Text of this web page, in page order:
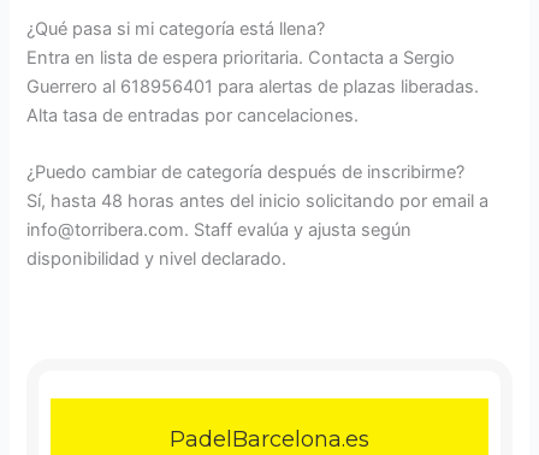
¿Qué pasa si mi categoría está llena?
Entra en lista de espera prioritaria. Contacta a Sergio
Guerrero al 618956401 para alertas de plazas liberadas.
Alta tasa de entradas por cancelaciones.
¿Puedo cambiar de categoría después de inscribirme?
Sí, hasta 48 horas antes del inicio solicitando por email a
info@torribera.com. Staff evalúa y ajusta según
disponibilidad y nivel declarado.
PadelBarcelona.es